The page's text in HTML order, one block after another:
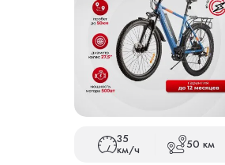
35
км/ч 50 км